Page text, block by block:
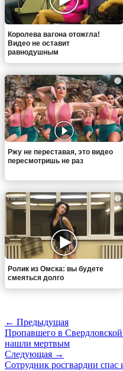
Королева вагона отожгла!
Видео не оставит
равнодушным
i
Ржу не переставая, это видео
пересмотришь не раз
i
Ролик из Омска: вы будете
смеяться долго
← Предыдущая
Пропавшего в
нашли мертвым
Следующая →
Сотрудник росгвардии спас